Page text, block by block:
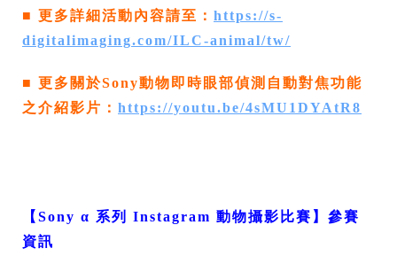
■ 更多詳細活動內容請至： https://s-
digitalimaging.com/ILC-animal/tw/
■ 更多關於Sony動物即時眼部偵測自動對焦功能
之介紹影片： https://youtu.be/4sMU1DYAtR8
【 Sony α 系列 Instagram 動物攝影比賽 】參賽
資訊